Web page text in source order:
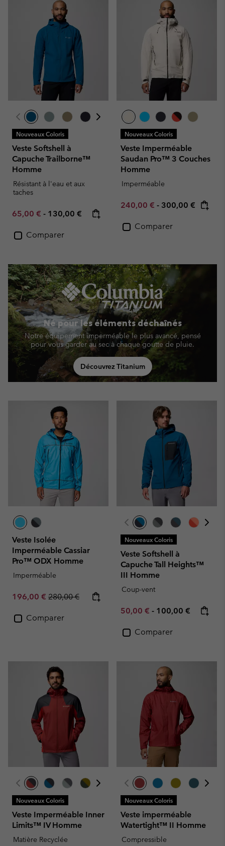
Nouveaux Coloris
Veste Softshell à
Capuche Trailborne™
Homme
Résistant à l'eau et aux
taches
Minimum sale price:
65,00 € - Maximum price:
130,00 €
Comparer
Nouveaux Coloris
Veste Imperméable
Saudan Pro™ 3 Couches
Homme
Imperméable
Minimum sale price:
240,00 € - Maximum price:
300,00 €
Comparer
Né pour les éléments déchaînés
Notre équipement imperméable le plus avancé, pensé
pour vous garder au sec à chaque goutte de pluie.
Découvrez Titanium
Veste Isolée
Imperméable Cassiar
Pro™ ODX Homme
Imperméable
Sale price:
196,00 € Regular price:
280,00 €
Comparer
Nouveaux Coloris
Veste Softshell à
Capuche Tall Heights™
III Homme
Coup-vent
Minimum sale price:
50,00 € - Maximum price:
100,00 €
Comparer
Nouveaux Coloris
Veste Imperméable Inner
Limits™ IV Homme
Matière Recyclée
Nouveaux Coloris
Veste imperméable
Watertight™ II Homme
Compressible